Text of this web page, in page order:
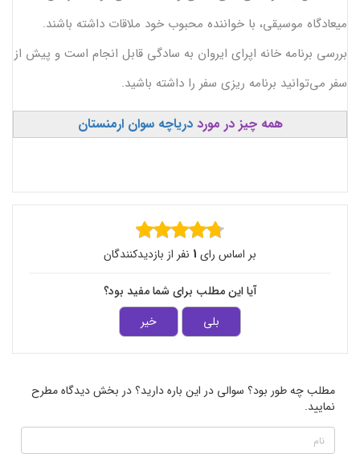
میعادگاه موسیقی، با خواننده محبوب خود ملاقات داشته باشند.
بررسی برنامه خانه اپرای ایروان به سادگی قابل انجام است و پیش از
سفر می‌توانید برنامه ریزی سفر را داشته باشید.
همه چیز در مورددریاچه سوان ارمنستان
بر اساس رای 1 نفر از بازدیدکنندگان
آیا این مطلب برای شما مفید بود؟
بلی
خیر
مطلب چه طور بود؟ سوالی در این باره دارید؟ در بخش دیدگاه مطرح
نمایید.